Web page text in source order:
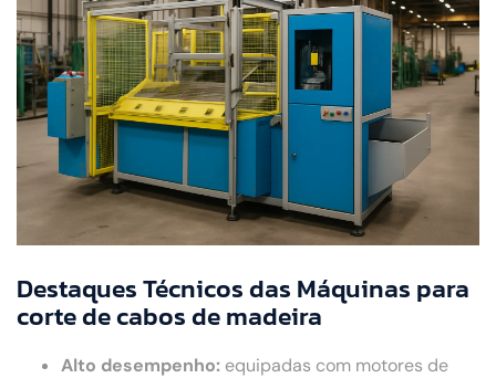
Destaques Técnicos das Máquinas para
corte de cabos de madeira
Alto desempenho: equipadas com motores de